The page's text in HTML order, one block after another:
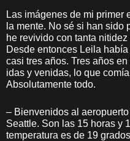
Las imágenes de mi primer
la mente. No sé si han sido
he revivido con tanta
Desde entonces Leila
casi tres años. Tres años
idas y venidas, lo que
Absolutamente todo.
– Bienvenidos al
Seattle. Son las 15 horas y
temperatura es de 19